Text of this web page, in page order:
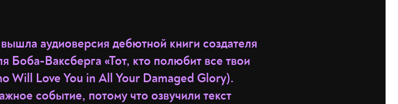
аудиоверсия дебютной книги создателя
Боба-Ваксберга «Тот, кто полюбит все твои
Will Love You in All Your Damaged Glory).
событие, потому что озвучили текст